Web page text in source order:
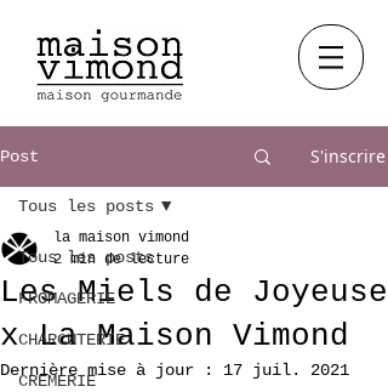
Post S'inscrire
Tous les posts
FROMAGERIE
CHARCUTERIE
CREMERIE
Tous les posts
Les Miels de Joyeuse
x La Maison Vimond
la maison vimond
2 min de lecture
Dernière mise à jour : 17 juil. 2021